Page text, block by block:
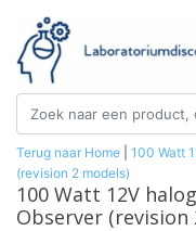
Terug naar Home
100 Watt
(revision 2 models)
100 Watt 12V
Observer (revision